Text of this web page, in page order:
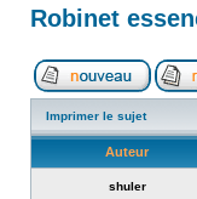
Robinet
Imprimer le sujet
Auteur
shuler